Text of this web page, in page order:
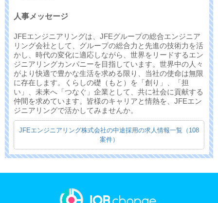
人事メッセージ
JFEエンジニアリングは、JFEグループの総合エンジニア
リング会社として、グループの総合力と先進の技術力を活
かし、時代の変化に適応しながら、世界をリードするエン
ジニアリングカンパニーを目指しています。世界中の人々
がより快適で豊かな生活を求める限り、当社の使命は無限
に存在します。くらしの礎（もと）を「創り」、「担
い」、未来へ「つなぐ」企業として、共に社会に貢献する
仲間を求めています。皆様のキャリアと情熱を、JFEエン
ジニアリングで活かしてみませんか。
JFEエンジニアリング株式会社の中途採用の求人情報一覧（108
案件）